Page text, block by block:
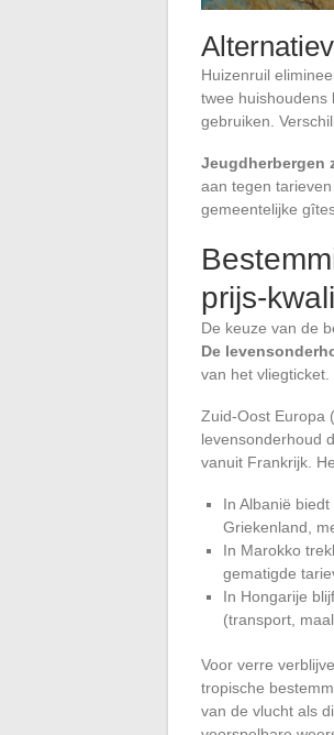
Huizenruil
twee huishoudens
gebruiken.
Jeugdherbergen
aan tegen
gemeentelijke
prijs-
De keuze van de
De
van het vliegticket.
Zuid-Oost Europa
levensonderhoud
vanuit Frankrijk.
In Albanië
Griekenland,
In Marokko
gematigde
In Hongarije
(transport,
Voor verre
tropische
van de vlucht als